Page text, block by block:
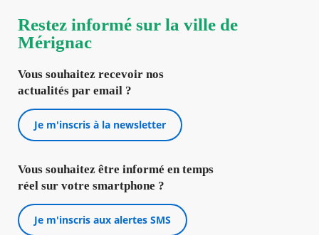
Restez informé sur la ville de
Mérignac
Vous souhaitez recevoir nos
actualités par email ?
Je m'inscris à la newsletter
Vous souhaitez être informé en temps
réel sur votre smartphone ?
Je m'inscris aux alertes SMS